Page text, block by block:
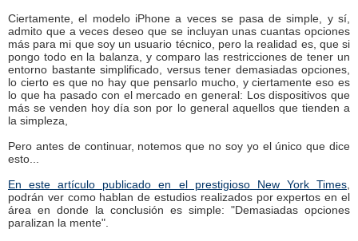
Ciertamente, el modelo iPhone a veces se pasa de simple, y sí,
admito que a veces deseo que se incluyan unas cuantas opciones
más para mi que soy un usuario técnico, pero la realidad es, que si
pongo todo en la balanza, y comparo las restricciones de tener un
entorno bastante simplificado, versus tener demasiadas opciones,
lo cierto es que no hay que pensarlo mucho, y ciertamente eso es
lo que ha pasado con el mercado en general: Los dispositivos que
más se venden hoy día son por lo general aquellos que tienden a
la simpleza,
Pero antes de continuar, notemos que no soy yo el único que dice
esto...
En este artículo publicado en el prestigioso New York Times
podrán ver como hablan de estudios realizados por expertos en el
área en donde la conclusión es simple: "Demasiadas opciones
paralizan la mente".